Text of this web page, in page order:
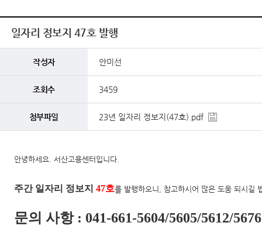
일자리 정보지 47호 발행
작성자 안미선
조회수 3459
첨부파일 23년 일자리 정보지(47호).pdf
안녕하세요. 서산고용센터입니다.
주간 일자리 정보지 47호를 발행하오니, 참고하시어 많은 도움 되시길
문의 사항 : 041-661-5604/5605/5612/5676